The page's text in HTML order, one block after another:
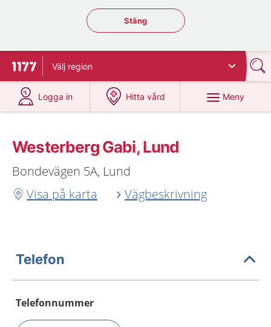
Stäng regionsväljaren
Stäng
Till startsidan för 1177
Välj region
Logga in
på 1177.se
Hitta vård
på 1177.se
Meny
Westerberg Gabi, Lund
Bondevägen 5A, Lund
Visa på karta
Vägbeskrivning
Telefon
Telefonnummer